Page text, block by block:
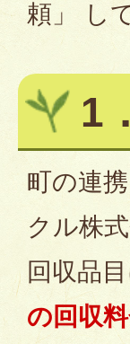
頼」 し
1
町の連
クル株
回収品
の回収